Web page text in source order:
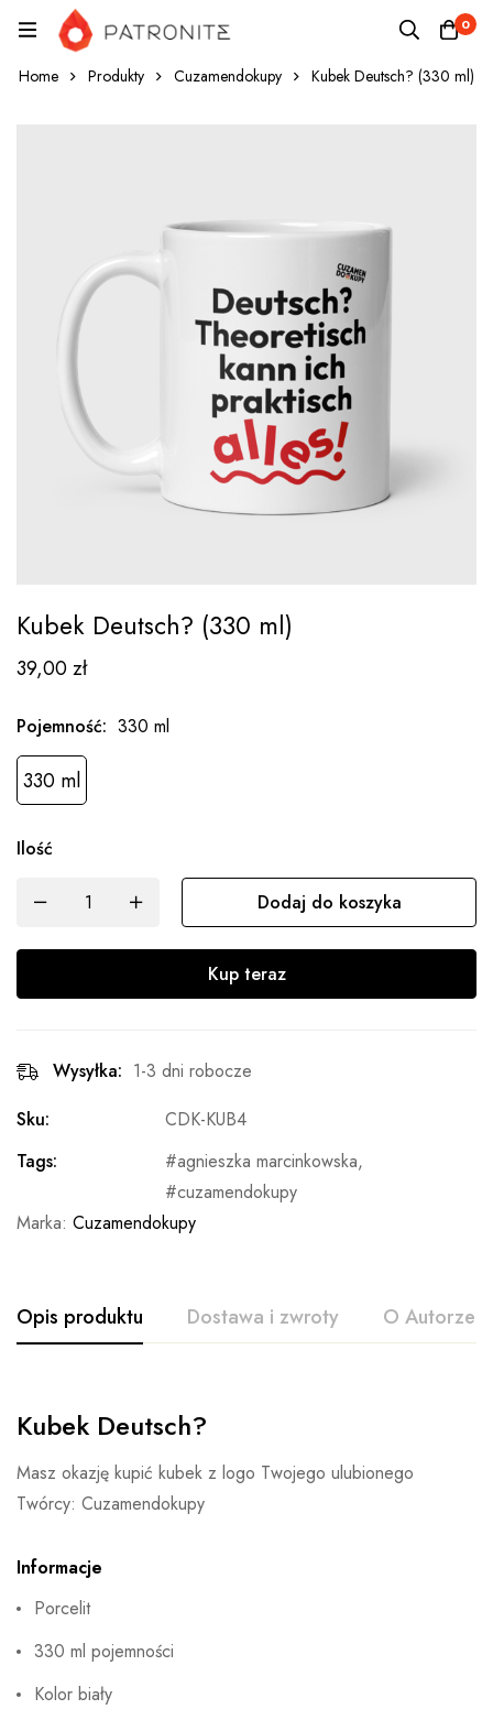
0
Home Produkty Cuzamendokupy Kubek Deutsch? (330 ml)
Kubek Deutsch? (330 ml)
39,00zł
Pojemność: 330 ml
330 ml
Ilość
Dodaj do koszyka
Kup teraz
Wysyłka: 1-3 dni robocze
Sku:
CDK-KUB4
Tags:
agnieszka marcinkowska,
cuzamendokupy
Marka: Cuzamendokupy
Opis produktu Dostawa i zwroty O Autorze
Kubek Deutsch?
Masz okazję kupić kubek z logo Twojego ulubionego
Twórcy: Cuzamendokupy
Informacje
Porcelit
330 ml pojemności
Kolor biały